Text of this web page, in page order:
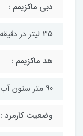
دبی ماکزیمم :
35 لیتر در دقیقه
هد ماکزیمم :
90 متر ستون آب
وضعیت کارمرد :